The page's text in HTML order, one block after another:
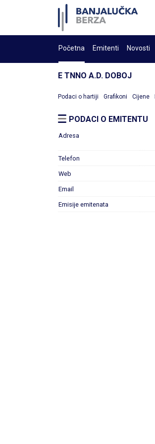
Početna Emitenti Novosti
E TNNO A.D. DOBOJ
Podaci o hartiji Grafikoni Cijene
PODACI O EMITENTU
Adresa
Telefon
Web
Email
Emisije emitenata